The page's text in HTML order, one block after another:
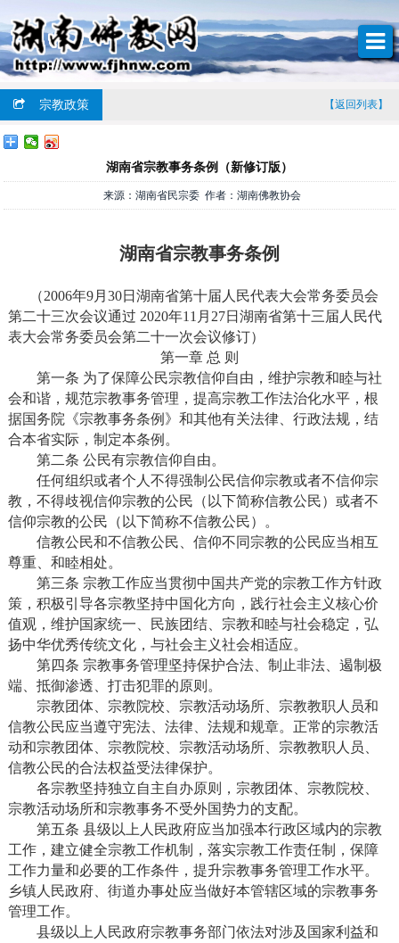
宗教政策 【返回列表】
湖南省宗教事务条例（新修订版）
来源：湖南省民宗委 作者：湖南佛教协会
湖南省宗教事务条例
（2006年9月30日湖南省第十届人民代表大会常务委员会
第二十三次会议通过 2020年11月27日湖南省第十三届人民代
表大会常务委员会第二十一次会议修订）
第一章 总 则
第一条 为了保障公民宗教信仰自由，维护宗教和睦与社
会和谐，规范宗教事务管理，提高宗教工作法治化水平，根
据国务院《宗教事务条例》和其他有关法律、行政法规，结
合本省实际，制定本条例。
第二条 公民有宗教信仰自由。
任何组织或者个人不得强制公民信仰宗教或者不信仰宗
教，不得歧视信仰宗教的公民（以下简称信教公民）或者不
信仰宗教的公民（以下简称不信教公民）。
信教公民和不信教公民、信仰不同宗教的公民应当相互
尊重、和睦相处。
第三条 宗教工作应当贯彻中国共产党的宗教工作方针政
策，积极引导各宗教坚持中国化方向，践行社会主义核心价
值观，维护国家统一、民族团结、宗教和睦与社会稳定，弘
扬中华优秀传统文化，与社会主义社会相适应。
第四条 宗教事务管理坚持保护合法、制止非法、遏制极
端、抵御渗透、打击犯罪的原则。
宗教团体、宗教院校、宗教活动场所、宗教教职人员和
信教公民应当遵守宪法、法律、法规和规章。正常的宗教活
动和宗教团体、宗教院校、宗教活动场所、宗教教职人员、
信教公民的合法权益受法律保护。
各宗教坚持独立自主自办原则，宗教团体、宗教院校、
宗教活动场所和宗教事务不受外国势力的支配。
第五条 县级以上人民政府应当加强本行政区域内的宗教
工作，建立健全宗教工作机制，落实宗教工作责任制，保障
工作力量和必要的工作条件，提升宗教事务管理工作水平。
乡镇人民政府、街道办事处应当做好本管辖区域的宗教事务
管理工作。
县级以上人民政府宗教事务部门依法对涉及国家利益和